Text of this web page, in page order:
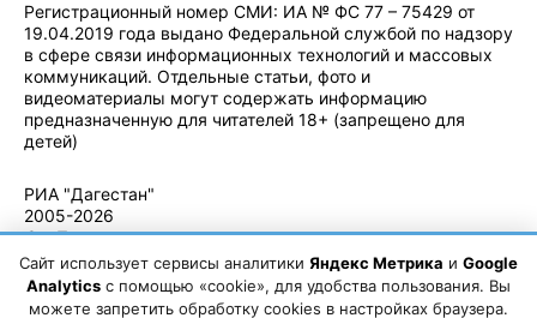
Регистрационный номер СМИ: ИА № ФС 77 – 75429 от
19.04.2019 года выдано Федеральной службой по надзору
в сфере связи информационных технологий и массовых
коммуникаций. Отдельные статьи, фото и
видеоматериалы могут содержать информацию
предназначенную для читателей 18+ (запрещено для
детей)
РИА "Дагестан"
2005-2026
© - Правила
использования
материалов.
Авторские
Сайт использует сервисы аналитики Яндекс Метрика и Google
Analytics с помощью «cookie», для удобства пользования. Вы
можете запретить обработку cookies в настройках браузера.